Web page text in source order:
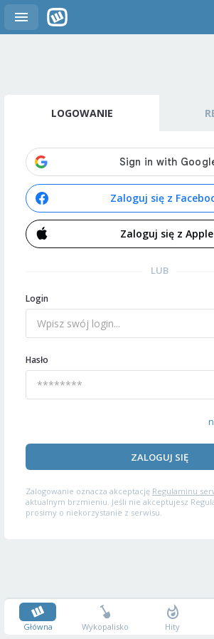
LOGOWANIE
Zaloguj się z
Zaloguj się z Apple
LUB
Login
Hasło
ZALOGUJ SIĘ
Zalogowanie oznacza akceptację Regulaminu
aktualnym brzmieniu. Jeśli nie akceptujesz
prosimy o niekorzystanie z serwisu.
Główna Wykopalisko Hity